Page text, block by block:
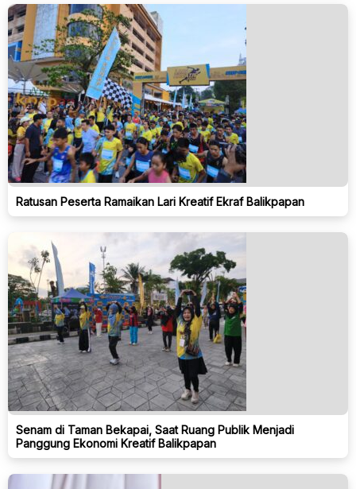
Ratusan Peserta Ramaikan Lari Kreatif Ekraf Balikpapan
Senam di Taman Bekapai, Saat Ruang Publik Menjadi
Panggung Ekonomi Kreatif Balikpapan